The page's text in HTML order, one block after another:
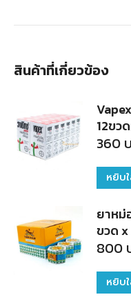
สินค้าที่เกี่ยวข้อง
12ขว
360
หยิบ
ยาหม่
ขวด x
800
หยิบ